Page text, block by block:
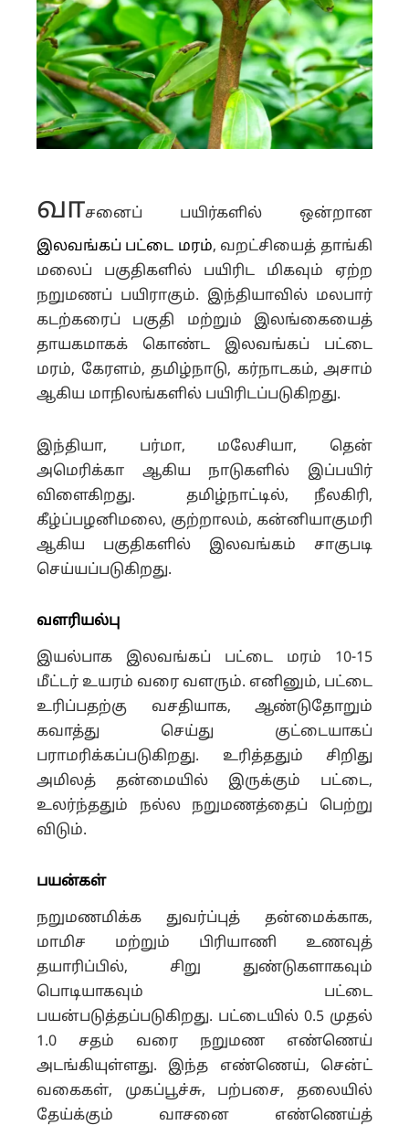
வாசனைப் பயிர்களில் ஒன்றான
இலவங்கப் பட்டை மரம், வறட்சியைத் தாங்கி
மலைப் பகுதிகளில் பயிரிட மிகவும் ஏற்ற
நறுமணப் பயிராகும். இந்தியாவில் மலபார்
கடற்கரைப் பகுதி மற்றும் இலங்கையைத்
தாயகமாகக் கொண்ட இலவங்கப் பட்டை
மரம், கேரளம், தமிழ்நாடு, கர்நாடகம், அசாம்
ஆகிய மாநிலங்களில் பயிரிடப்படுகிறது.
இந்தியா, பர்மா, மலேசியா, தென்
அமெரிக்கா ஆகிய நாடுகளில் இப்பயிர்
விளைகிறது. தமிழ்நாட்டில், நீலகிரி,
கீழ்ப்பழனிமலை, குற்றாலம், கன்னியாகுமரி
ஆகிய பகுதிகளில் இலவங்கம் சாகுபடி
செய்யப்படுகிறது.
வளரியல்பு
இயல்பாக இலவங்கப் பட்டை மரம் 10-15
மீட்டர் உயரம் வரை வளரும். எனினும், பட்டை
உரிப்பதற்கு வசதியாக, ஆண்டுதோறும்
கவாத்து செய்து குட்டையாகப்
பராமரிக்கப்படுகிறது. உரித்ததும் சிறிது
அமிலத் தன்மையில் இருக்கும் பட்டை,
உலர்ந்ததும் நல்ல நறுமணத்தைப் பெற்று
விடும்.
பயன்கள்
நறுமணமிக்க துவர்ப்புத் தன்மைக்காக,
மாமிச மற்றும் பிரியாணி உணவுத்
தயாரிப்பில், சிறு துண்டுகளாகவும்
பொடியாகவும் பட்டை
பயன்படுத்தப்படுகிறது. பட்டையில் 0.5 முதல்
1.0 சதம் வரை நறுமண எண்ணெய்
அடங்கியுள்ளது. இந்த எண்ணெய், சென்ட்
வகைகள், முகப்பூச்சு, பற்பசை, தலையில்
தேய்க்கும் வாசனை எண்ணெய்த்